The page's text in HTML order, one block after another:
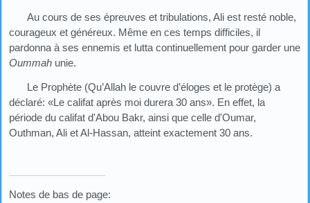
Au cours de ses épreuves et tribulations, Ali est resté noble,
courageux et généreux. Même en ces temps difficiles, il
pardonna à ses ennemis et lutta continuellement pour garder une
Oummah unie.
Le Prophète (Qu’Allah le couvre d’éloges et le protège) a
déclaré: «Le califat après moi durera 30 ans». En effet, la
période du califat d'Abou Bakr, ainsi que celle d'Oumar,
Outhman, Ali et Al-Hassan, atteint exactement 30 ans.
Notes de bas de page: